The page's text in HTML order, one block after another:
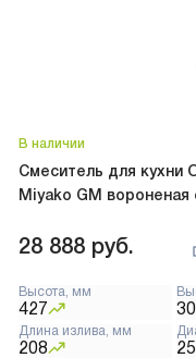
В наличии
Смеситель для кухни
Miyako GM вороненая
28 888 руб.
Высота, мм
427
Длина излива, мм
208 25